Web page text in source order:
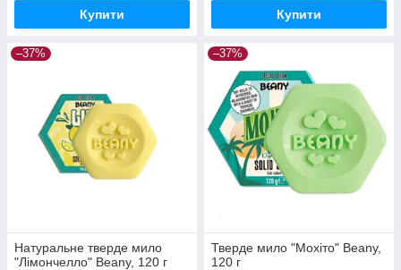
Купити Купити
–37%
Натуральне тверде мило
"Лімончелло" Beany, 120 г
–37%
Тверде мило "Мохіто" Beany,
120 г